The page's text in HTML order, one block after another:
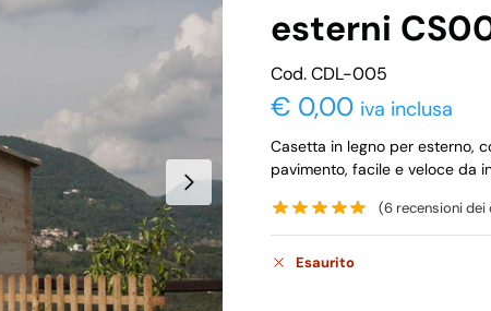
esterni
Cod. CDL-005
€ 0,00 iva inclusa
Casetta in legno per esterno,
pavimento, facile e veloce da
(6 recensioni dei
Esaurito